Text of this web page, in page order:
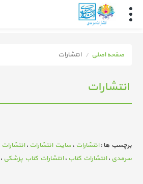
صفحه اصلی انتشارات
انتشارات
برچسب ها :انتشارات ، سایت انتشارات ،
سرمدی ،انتشارات کتاب ،انتشارات کتاب پزشکی ،